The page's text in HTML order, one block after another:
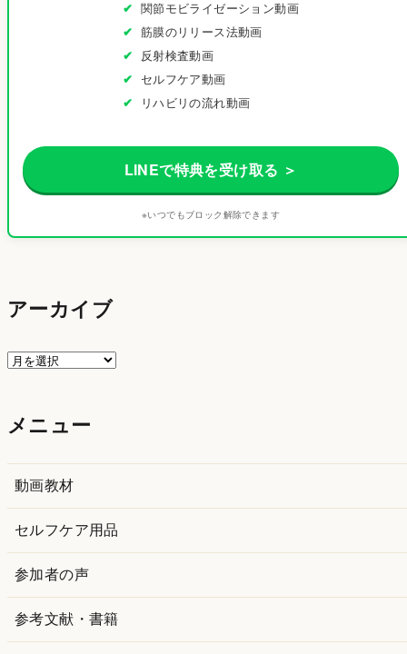
関節モビライゼーション動画
筋膜のリリース法動画
反射検査動画
セルフケア動画
リハビリの流れ動画
LINEで特典を受け取る ＞
※いつでもブロック解除できます
アーカイブ
ア
イ
メニュー
動画教材
セルフケア用品
参加者の声
参考文献・書籍